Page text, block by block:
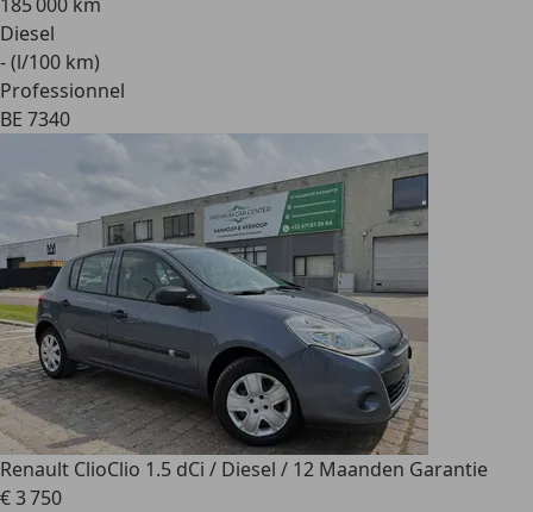
Diesel
- (l/100 km)
Professionnel
BE 7340
Renault ClioClio 1.5 dCi / Diesel / 12 Maanden Garantie
€ 3 750